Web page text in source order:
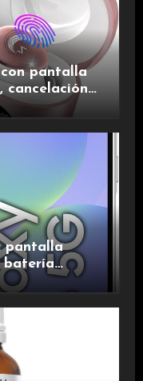
pantalla
cancelación
de larga
pantalla
batería
una